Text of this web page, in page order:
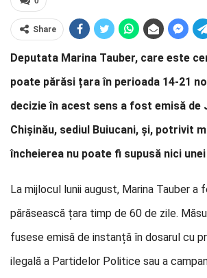
Share
Deputata Marina Tauber, care este
poate părăsi țara în perioada 14-21
decizie în acest sens a fost emisă de
Chișinău, sediul Buiucani, și, potrivit
încheierea nu poate fi supusă nici
La mijlocul lunii august, Marina Tauber a
părăsească țara timp de 60 de zile.
fusese emisă de instanță în dosarul cu
ilegală a Partidelor Politice sau a